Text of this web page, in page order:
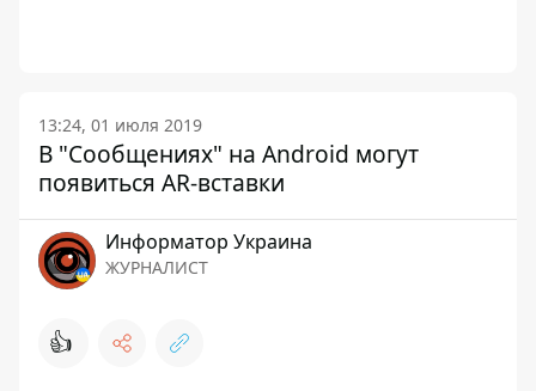
13:24, 01 июля 2019
В "Сообщениях" на Android могут
появиться AR-вставки
Информатор Украина
ЖУРНАЛИСТ
👍